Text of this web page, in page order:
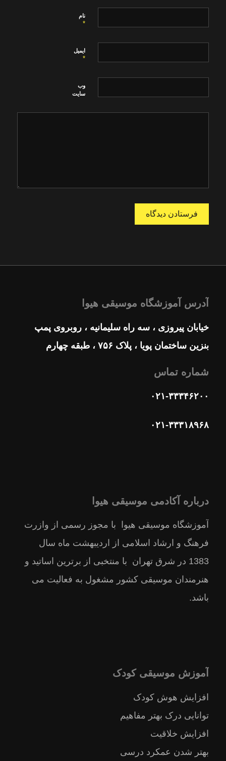
نام
*
ایمیل
*
وب‌
سایت
آدرس آموزشگاه موسیقی هیوا
خیابان پیروزی ، سه راه سلیمانیه ، روبروی پمپ
بنزین ساختمان پویا ، پلاک ۷۵۶ ، طبقه چهارم
شماره تماس
۰۲۱-۳۳۳۴۶۲۰۰
۰۲۱-۳۳۳۱۸۹۶۸
درباره آکادمی موسیقی هیوا
آموزشگاه موسیقی هیوا با مجوز رسمى از وازرت
فرهنگ و ارشاد اسلامى از ارديبهشت ماه سال
1383 در شرق تهران با منتخبى از برترين اساتيد و
هنرمندان موسيقى كشور مشغول به فعالیت می
باشد.
آموزش موسیقی کودک
افزایش هوش کودک
توانایی درک بهتر مفاهیم
افزایش خلاقیت
بهتر شدن عمکرد درسی